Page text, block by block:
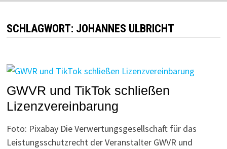
SCHLAGWORT: JOHANNES ULBRICHT
GWVR und TikTok schließen
Lizenzvereinbarung
Foto: Pixabay Die Verwertungsgesellschaft für das
Leistungsschutzrecht der Veranstalter GWVR und